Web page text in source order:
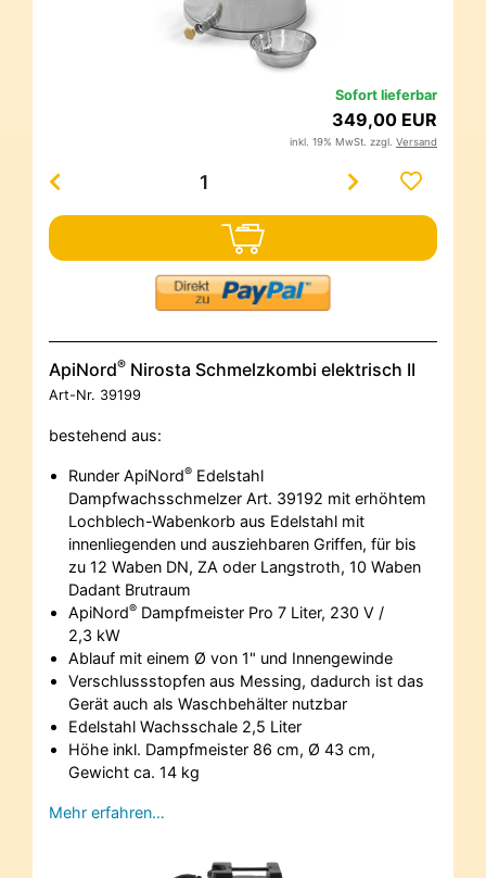
Sofort lieferbar
349,00 EUR
inkl. 19% MwSt. zzgl. Versand
ApiNord® Nirosta Schmelzkombi elektrisch II
Art-Nr. 39199
bestehend aus:
Runder ApiNord®Edelstahl
Dampfwachsschmelzer Art. 39192 mit erhöhtem
Lochblech-Wabenkorb aus Edelstahl mit
innenliegenden und ausziehbaren Griffen, für bis
zu 12 Waben DN, ZA oder Langstroth, 10 Waben
Dadant Brutraum
ApiNord®Dampfmeister Pro 7 Liter, 230 V /
2,3 kW
Ablauf mit einem Ø von 1" und Innengewinde
Verschlussstopfen aus Messing, dadurch ist das
Gerät auch als Waschbehälter nutzbar
Edelstahl Wachsschale 2,5 Liter
Höhe inkl. Dampfmeister 86 cm, Ø 43 cm,
Gewicht ca. 14 kg
Mehr erfahren…